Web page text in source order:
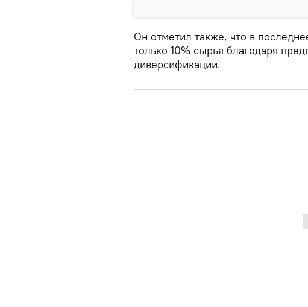
Он отметил также, что в
только 10% сырья благодаря
диверсификации.